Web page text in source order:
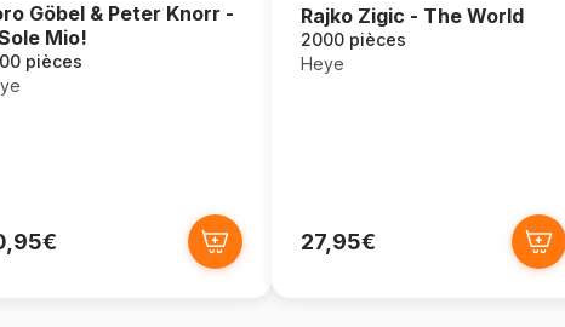
Göbel & Peter Knorr -
Mio!
pièces
Rajko Zigic - The World
2000 pièces
Heye
27,95€